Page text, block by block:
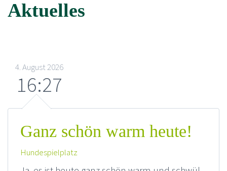
Aktuelles
4. August 2026
16:27
Ganz schön warm heute!
Hundespielplatz